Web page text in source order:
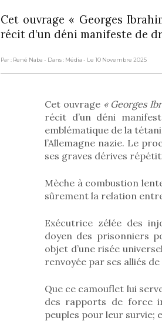
Cet ouvrage « Georges
récit d’un déni manifeste de
Par : René Naba - Dans : Média - Le 10 Novembre 2025
Cet ouvrage « Georges
récit d’un déni
emblématique de la
l’Allemagne nazie. Le
ses graves dérives
Mèche à combustion
sûrement la relation
Exécutrice zélée des
doyen des prisonniers
objet d’une risée
renvoyée par ses alliés
Que ce camouflet lui
des rapports de force
peuples pour leur survie;